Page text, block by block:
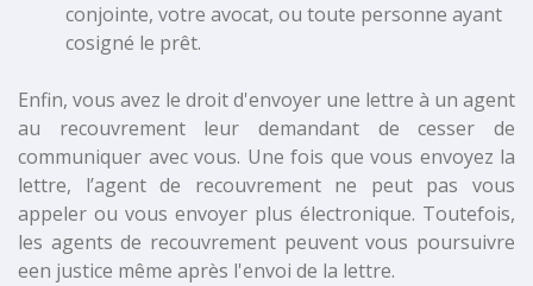
conjointe, votre avocat, ou toute personne ayant
cosigné le prêt.
Enfin, vous avez le droit d'envoyer une lettre à un agent
au recouvrement leur demandant de cesser de
communiquer avec vous. Une fois que vous envoyez la
lettre, l’agent de recouvrement ne peut pas vous
appeler ou vous envoyer plus électronique. Toutefois,
les agents de recouvrement peuvent vous poursuivre
een justice même après l'envoi de la lettre.